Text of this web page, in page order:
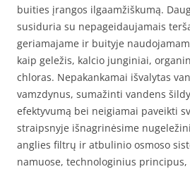
buities įrangos ilgaamžiškumą.
susiduria su nepageidaujamais
geriamajame ir buityje
kaip geležis, kalcio junginiai,
chloras. Nepakankamai išvalytas
vamzdynus, sumažinti vandens
efektyvumą bei neigiamai paveikti
straipsnyje išnagrinėsime
anglies filtrų ir atbulinio osmoso
namuose, technologinius